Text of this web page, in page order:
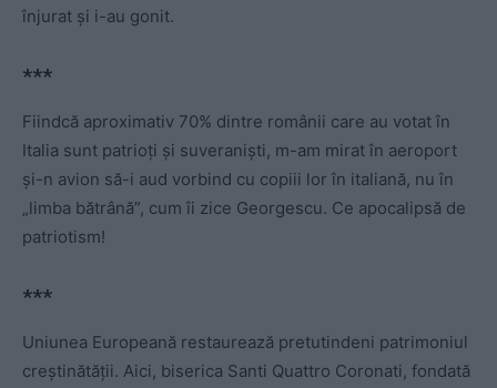
înjurat și i-au gonit.
***
Fiindcă aproximativ 70% dintre românii care au votat în
Italia sunt patrioți și suveraniști, m-am mirat în aeroport
și-n avion să-i aud vorbind cu copiii lor în italiană, nu în
„limba bătrână”, cum îi zice Georgescu. Ce apocalipsă de
patriotism!
***
Uniunea Europeană restaurează pretutindeni patrimoniul
creștinătății. Aici, biserica Santi Quattro Coronati, fondată